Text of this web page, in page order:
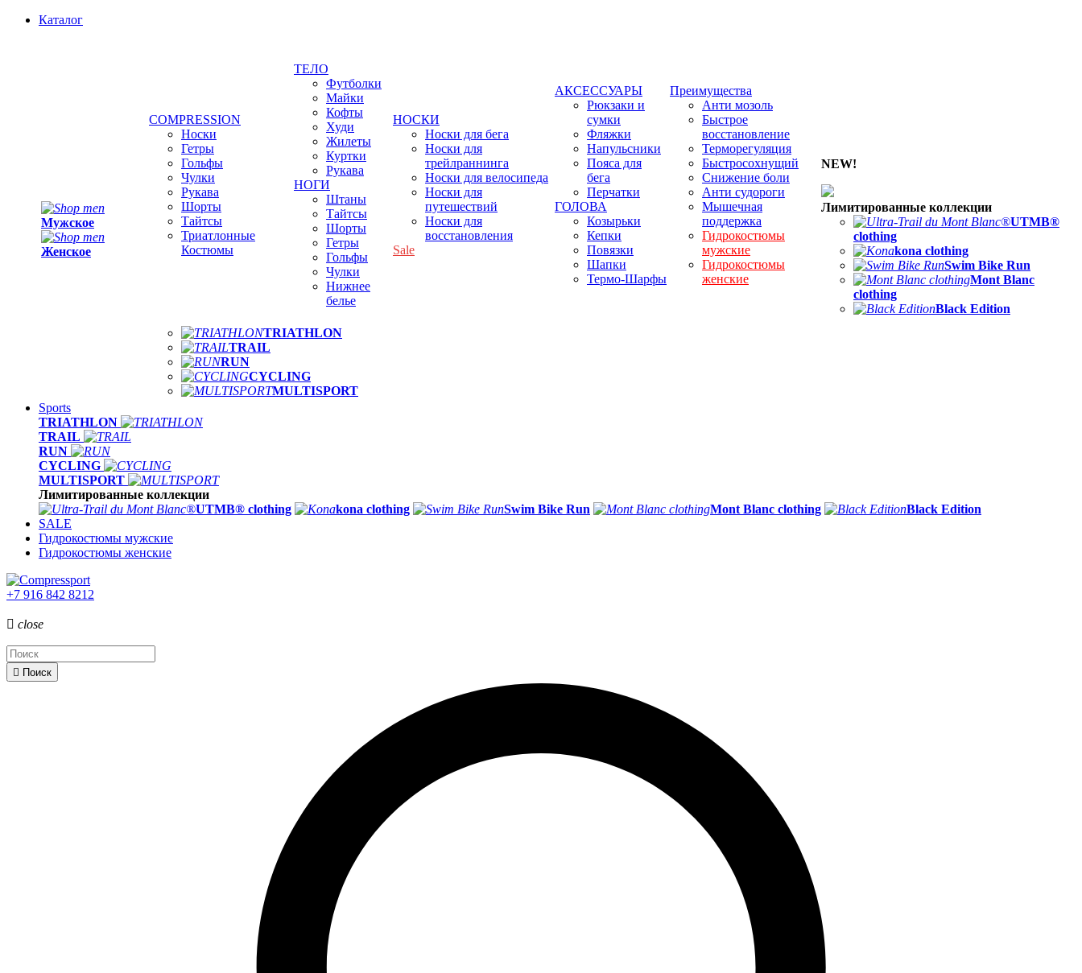
Каталог
Мужское
Женское
COMPRESSION
Носки
Гетры
Гольфы
Чулки
Рукава
Шорты
Тайтсы
Триатлонные
Костюмы
ТЕЛО
Футболки
Майки
Кофты
Худи
Жилеты
Куртки
Рукава
НОГИ
Штаны
Тайтсы
Шорты
Гетры
Гольфы
Чулки
Нижнее
белье
НОСКИ
Носки для бега
Носки для
трейлраннинга
Носки для велосипеда
Носки для
путешествий
Носки для
восстановления
Sale
АКСЕССУАРЫ
Рюкзаки и
сумки
Фляжки
Напульсники
Пояса для
бега
Перчатки
ГОЛОВА
Козырьки
Кепки
Повязки
Шапки
Термо-Шарфы
Преимущества
Анти мозоль
Быстрое
восстановление
Терморегуляция
Быстросохнущий
Снижение боли
Анти судороги
Мышечная
поддержка
Гидрокостюмы
мужские
Гидрокостюмы
женские
NEW!
Лимитированные коллекции
UTMB®
clothing
kona clothing
Swim Bike Run
Mont Blanc
clothing
Black Edition
TRIATHLON
TRAIL
RUN
CYCLING
MULTISPORT
Sports
TRIATHLON
TRAIL
RUN
CYCLING
MULTISPORT
Лимитированные коллекции
UTMB® clothing
kona clothing Swim Bike Run Mont Blanc clothing
Black Edition
SALE
Гидрокостюмы мужские
Гидрокостюмы женские
+7 916 842 8212
 close
 Поиск